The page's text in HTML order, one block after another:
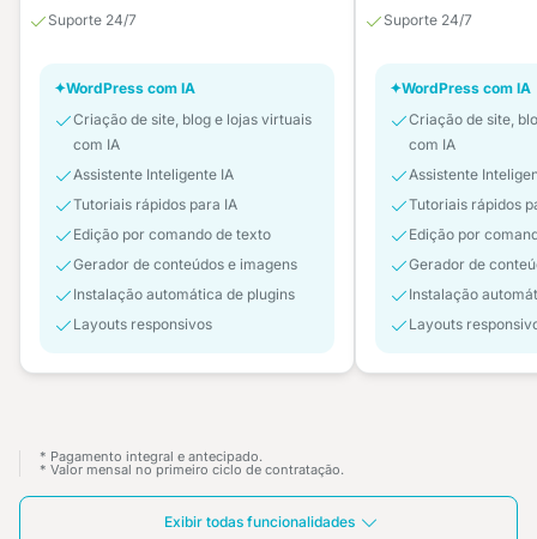
Suporte 24/7
✦WordPress com IA
Criação de site, blog e lojas virtuais
com IA
Assistente Inteligente IA
Tutoriais rápidos para IA
Edição por comando de texto
Gerador de conteúdos e imagens
Instalação automática de plugins
Layouts responsivos
Suporte 24/7
✦WordPress com IA
Criação de site,
com IA
Assistente
Tutoriais rápidos
Edição por
Gerador de
Instalação
Layouts
* Pagamento integral e antecipado.
* Valor mensal no primeiro ciclo de contratação.
Exibir todas funcionalidades